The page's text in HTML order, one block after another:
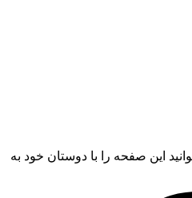
این صفحه را با دوستان خود به